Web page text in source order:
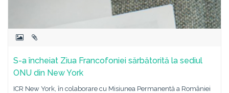
S-a încheiat Ziua Francofoniei sărbătorită la sediul
ONU din New York
ICR New York, în colaborare cu Misiunea Permanentă a României